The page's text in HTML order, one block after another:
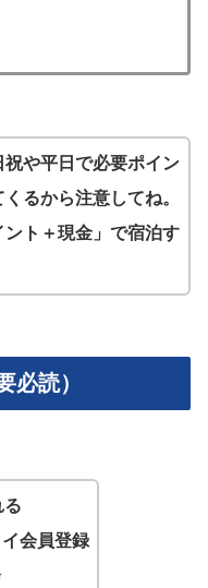
や平日で必要ポイン
るから注意してね。
ト＋現金」で宿泊す
必読）
る
会員登録